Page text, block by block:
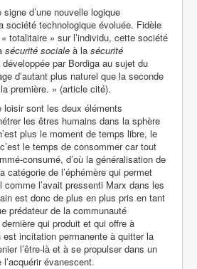
signe d’une nouvelle logique
société technologique évoluée. Fidèle
totalitaire » sur l’individu, cette société
sécurité sociale à la sécurité
développée par Bordiga au sujet du
d’autant plus naturel que la seconde
première. » (article cité).
loisir sont les deux éléments
les êtres humains dans la sphère
plus le moment de temps libre, le
le temps de consommer car tout
consumé, d’où la généralisation de
catégorie de l’éphémère qui permet
comme l’avait pressenti Marx dans les
est donc de plus en plus pris en tant
prédateur de la communauté
qui produit et qui offre à
est incitation permanente à quitter la
l’être-là et à se propulser dans un
évanescent.